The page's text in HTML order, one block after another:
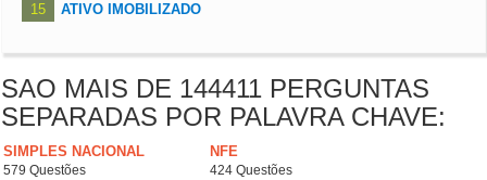
15 ATIVO IMOBILIZADO
SAO MAIS DE 144411 PERGUNTAS
SEPARADAS POR PALAVRA CHAVE:
SIMPLES NACIONAL
579 Questões
NFE
424 Questões